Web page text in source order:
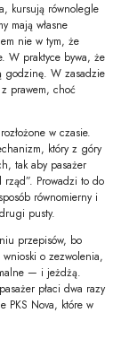
kursują równolegle
mają własne
nie w tym, że
W praktyce bywa, że
godzinę. W zasadzie
prawem, choć
w czasie.
który z góry
tak aby pasażer
Prowadzi to do
równomierny i
pusty.
przepisów, bo
wnioski o zezwolenia,
— i jeżdżą.
płaci dwa razy
PKS Nova, które w